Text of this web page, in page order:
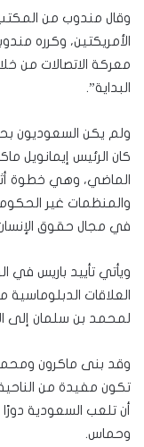
وقال مندوب من
الأمريكتين، وكرره
معركة الاتصالات من
البداية”.
ولم يكن السعوديون
كان الرئيس إيمانويل
الماضي، وهي خطوة
والمنظمات غير
في مجال حقوق
ويأتي تأييد باريس
العلاقات الدبلوماسية
لمحمد بن سلمان إلى
وقد بنى ماكرون
تكون مفيدة من
أن تلعب السعودية
وحماس.